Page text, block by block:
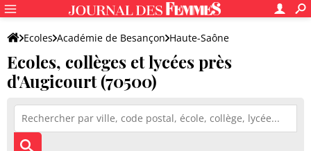
Ecoles Académie de Besançon Haute-Saône
Ecoles, collèges et lycées près
d'Augicourt (70500)